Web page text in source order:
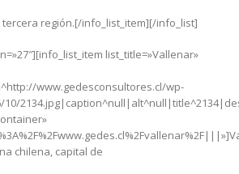
región.[/info_list_item][/info_list]
list_title=»Vallenar»
www.gedesconsultores.cl/wp-
10/
chilena, capital de